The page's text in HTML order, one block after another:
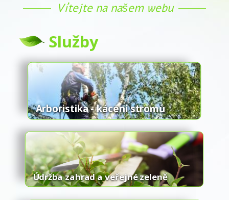
Vítejte na našem webu
Služby
Arboristika - kácení stromů
Údržba zahrad a veřejné zeleně